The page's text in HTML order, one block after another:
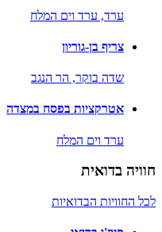
ערד, ערד וים המלח
צריף בן-גוריון
שדה בוקר, הר הנגב
אטרקציות בפסח במצדה
ערד וים המלח
חוויה בדואית
לכל החוויות הבדואיות